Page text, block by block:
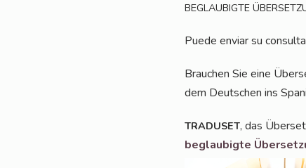
BEGLAUBIGTE
Pue­de envi­ar su
Brau­chen Sie eine
dem Deut­schen ins
TRADUSET, das
beglau­big­te